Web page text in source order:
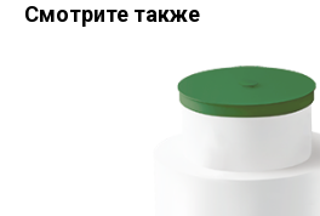
Смотрите также